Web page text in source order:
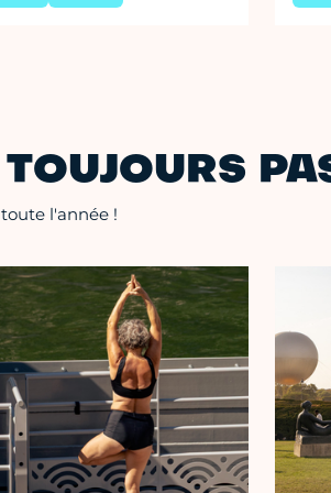
l'année !